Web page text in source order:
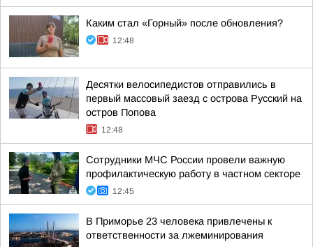
Каким стал «Горный» после обновления?
12:48
Десятки велосипедистов отправились в
первый массовый заезд с острова Русский на
остров Попова
12:48
Сотрудники МЧС России провели важную
профилактическую работу в частном секторе
12:45
В Приморье 23 человека привлечены к
ответственности за лжеминирования